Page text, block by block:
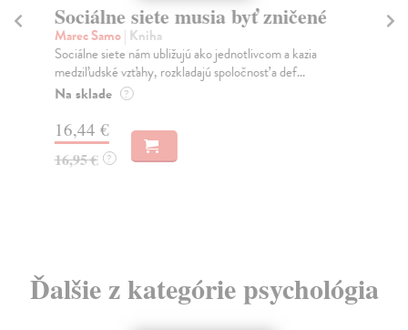
Sociálne siete musia byť zničené
Marec Samo| Kniha
Sociálne siete nám ubližujú ako jednotlivcom a kazia
medziľudské vzťahy, rozkladajú spoločnosť a def...
Na sklade ?
16,44 €
16,95 € ?
Ďalšie z kategórie psychológia